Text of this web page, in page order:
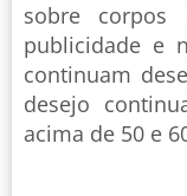
sobre corpos
publicidade e
continuam
desejo
acima de 50 e